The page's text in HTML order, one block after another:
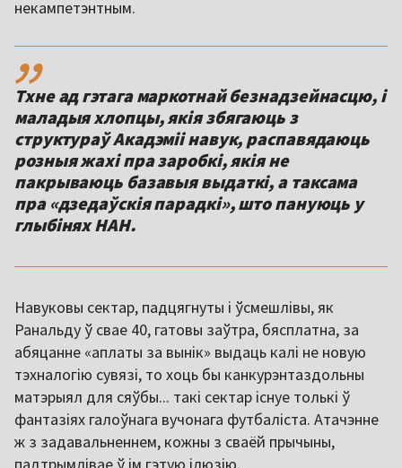
некампетэнтным.
,,
Тхне ад гэтага маркотнай безнадзейнасцю, і
маладыя хлопцы, якія збягаюць з
структураў Акадэміі навук, распавядаюць
розныя жахі пра заробкі, якія не
пакрываюць базавыя выдаткі, а таксама
пра «дзедаўскія парадкі», што пануюць у
глыбінях НАН.
Навуковы сектар, падцягнуты і ўсмешлівы, як
Ранальду ў свае 40, гатовы заўтра, бясплатна, за
абяцанне «аплаты за вынік» выдаць калі не новую
тэхналогію сувязі, то хоць бы канкурэнтаздольны
матэрыял для сяўбы... такі сектар існуе толькі ў
фантазіях галоўнага вучонага футбаліста. Атачэнне
ж з задавальненнем, кожны з сваёй прычыны,